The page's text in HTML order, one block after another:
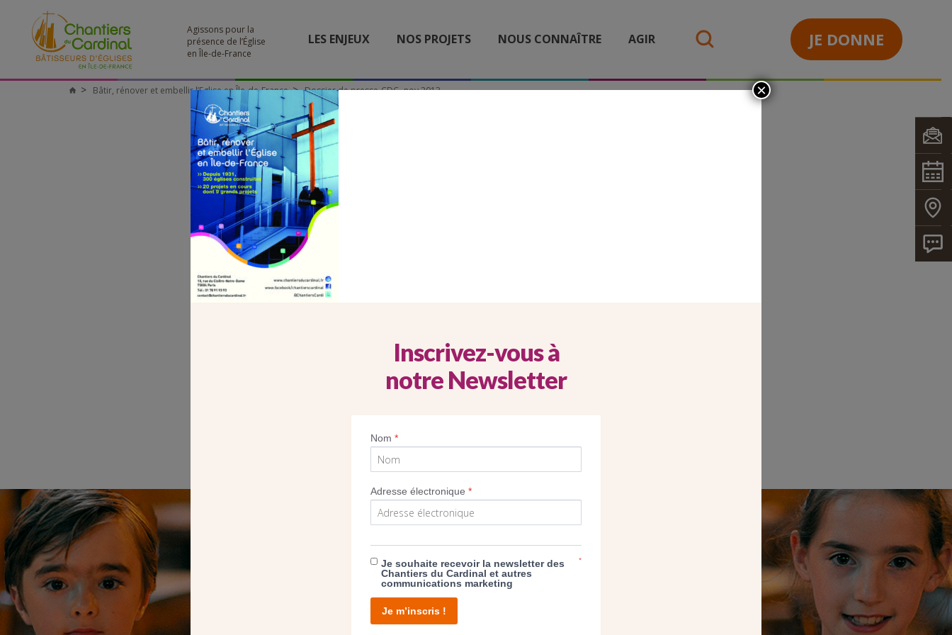
Agissons pour la
présence de l’Église
en Île-de-France
LES ENJEUX NOS PROJETS NOUS CONNAÎTRE AGIR JE DONNE
Chantiers
Bâtir, rénover et embellir l’Eglise en Île-de-France Dossier de presse-CDC- nov 2013
DOSSIER DE PRESSE-CDC- NOV 2013
SEUL VOTRE DON
NOUS PERMET D’AGIR
Inscrivez-vous à
notre Newsletter
Nom*
Adresse électronique*
Je souhaite recevoir la newsletter des
Chantiers du Cardinal et autres
communications marketing
*
Je m’inscris !
×